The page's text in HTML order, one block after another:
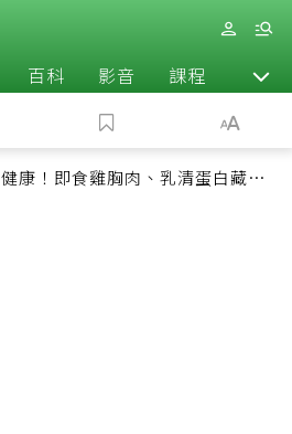
百科 影音 課程 退休
康！即食雞胸肉、乳清蛋白藏陷